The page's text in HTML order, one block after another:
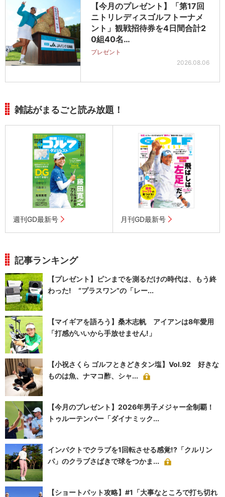
【今月のプレゼント】「第17回
ニトリレディスゴルフトーナメ
ント」観戦招待券を4日間合計2
0組40名…
プレゼント
2026.08.06
雑誌がまるごと読み放題！
週刊GD最新号 月刊GD最新号
記事ランキング
【プレゼント】ピンまでを測るだけの時代は、もう終
わった! “プラスワン”の「レー...
【マイギアを語ろう】桑木志帆 アイアンは8年愛用
「打感がいいから手放せません!」
【小祝さくら ゴルフときどきタン塩】Vol.92 好きな
ものは魚、ナマコ酢、シャ...
【今月のプレゼント】2026年男子メジャー全制覇！
トゥルーテンパー「ダイナミック...
インパクトでクラブを1回転させる感覚!?「クルリン
パ」のクラブさばきで球をつかま...
【ショートパット攻略】#1「大事なところで打ち切れ